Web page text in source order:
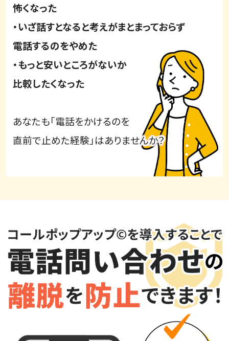
怖くなった
・いざ話すとなると考えがまとまっておらず
電話するのをやめた
・もっと安いところがないか
比較したくなった
あなたも「電話をかけるのを
直前で止めた経験」はありませんか？